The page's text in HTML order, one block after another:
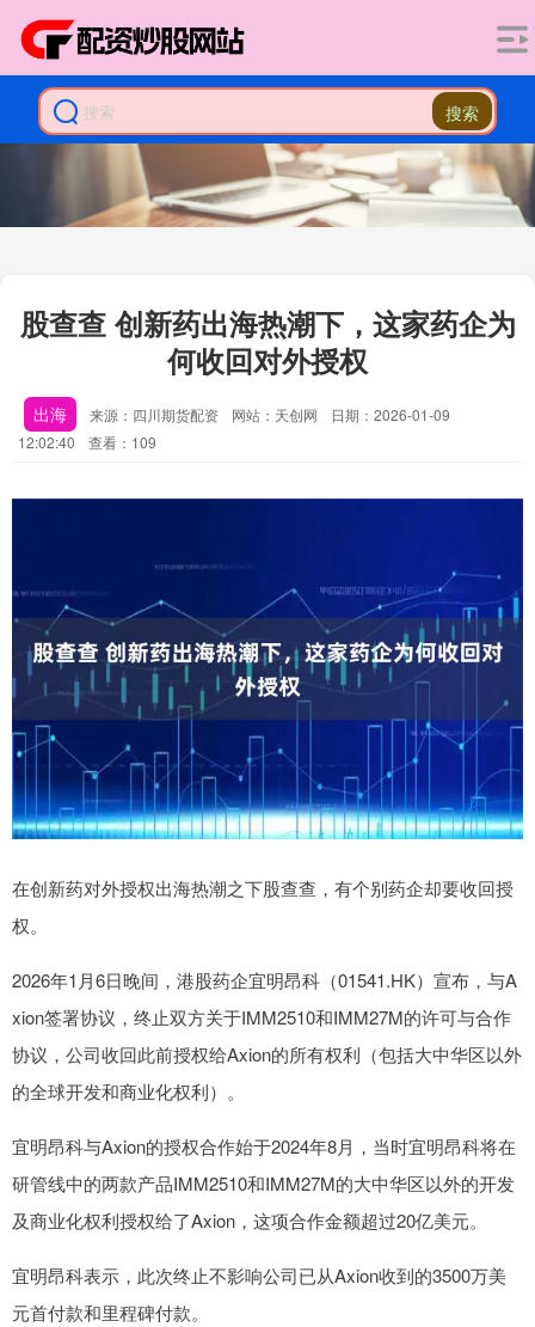
搜索
股查查 创新药出海热潮下，这家药企为
何收回对外授权
出海 来源：四川期货配资 网站：天创网
日期：2026-01-09
12:02:40
查看：109
在创新药对外授权出海热潮之下股查查，有个别药企却要收回授
权。
2026年1月6日晚间，港股药企宜明昂科（01541.HK）宣布，与A
xion签署协议，终止双方关于IMM2510和IMM27M的许可与合作
协议，公司收回此前授权给Axion的所有权利（包括大中华区以外
的全球开发和商业化权利）。
宜明昂科与Axion的授权合作始于2024年8月，当时宜明昂科将在
研管线中的两款产品IMM2510和IMM27M的大中华区以外的开发
及商业化权利授权给了Axion，这项合作金额超过20亿美元。
宜明昂科表示，此次终止不影响公司已从Axion收到的3500万美
元首付款和里程碑付款。